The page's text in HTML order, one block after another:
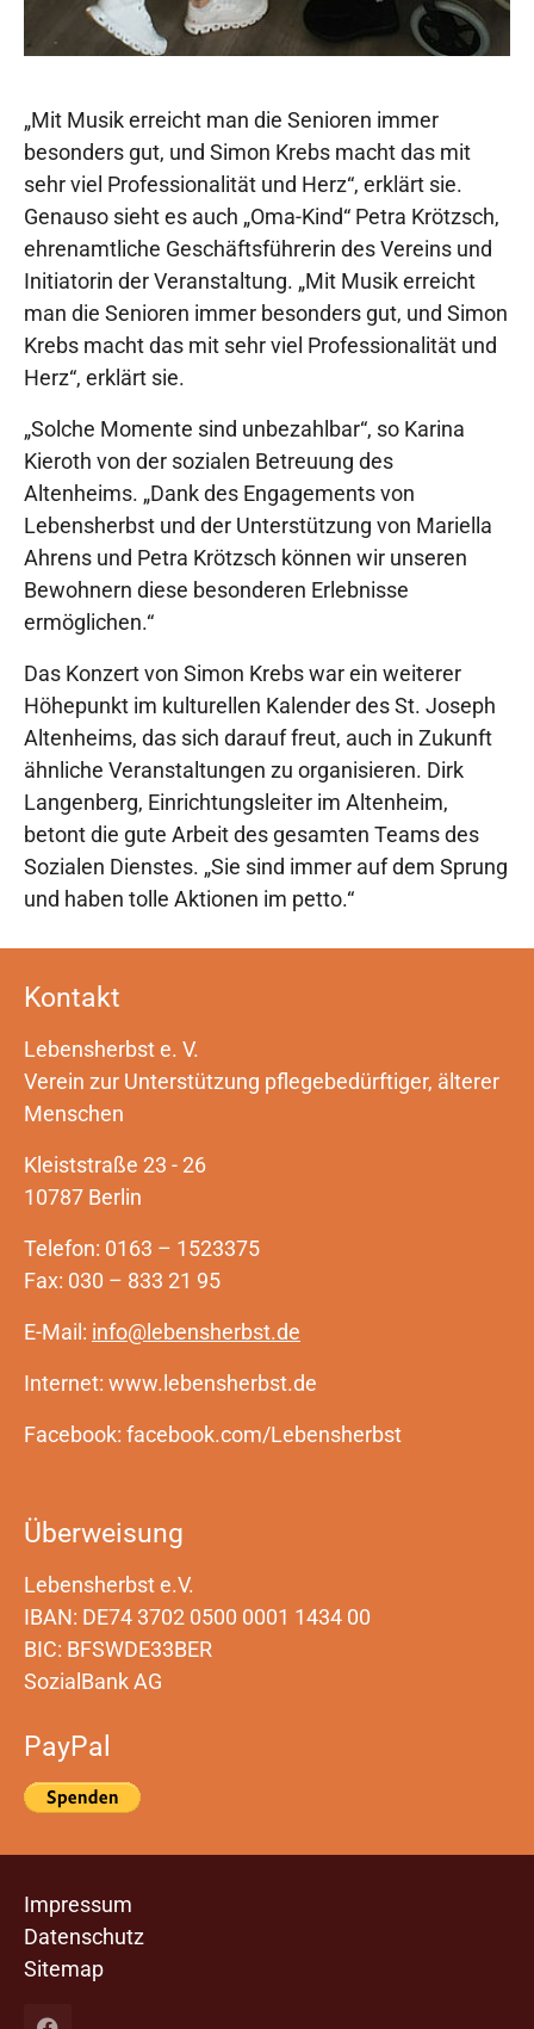
„Mit Musik erreicht man die Senioren immer
besonders gut, und Simon Krebs macht das mit
sehr viel Professionalität und Herz“, erklärt sie.
Genauso sieht es auch „Oma-Kind“ Petra Krötzsch,
ehrenamtliche Geschäftsführerin des Vereins und
Initiatorin der Veranstaltung. „Mit Musik erreicht
man die Senioren immer besonders gut, und Simon
Krebs macht das mit sehr viel Professionalität und
Herz“, erklärt sie.
„Solche Momente sind unbezahlbar“, so Karina
Kieroth von der sozialen Betreuung des
Altenheims. „Dank des Engagements von
Lebensherbst und der Unterstützung von Mariella
Ahrens und Petra Krötzsch können wir unseren
Bewohnern diese besonderen Erlebnisse
ermöglichen.“
Das Konzert von Simon Krebs war ein weiterer
Höhepunkt im kulturellen Kalender des St. Joseph
Altenheims, das sich darauf freut, auch in Zukunft
ähnliche Veranstaltungen zu organisieren. Dirk
Langenberg, Einrichtungsleiter im Altenheim,
betont die gute Arbeit des gesamten Teams des
Sozialen Dienstes. „Sie sind immer auf dem Sprung
und haben tolle Aktionen im petto.“
Kontakt
Lebensherbst e. V.
Verein zur Unterstützung pflegebedürftiger, älterer
Menschen
Kleiststraße 23 - 26
10787 Berlin
Telefon: 0163 – 1523375
Fax: 030 – 833 21 95
E-Mail: info@lebensherbst.de
Internet: www.lebensherbst.de
Facebook: facebook.com/Lebensherbst
Überweisung
Lebensherbst e.V.
IBAN: DE74 3702 0500 0001 1434 00
BIC: BFSWDE33BER
SozialBank AG
PayPal
Impressum
Datenschutz
Sitemap